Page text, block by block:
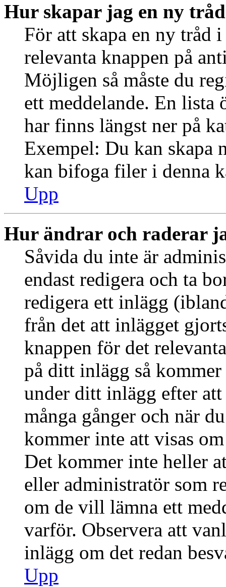
Hur skapar jag en ny
För att skapa en ny tråd
relevanta knappen på
Möjligen så måste du
ett meddelande. En
har finns längst ner på
Exempel: Du kan skapa
kan bifoga filer i denna
Upp
Hur ändrar och raderar
Såvida du inte är
endast redigera och ta
redigera ett inlägg
från det att inlägget
knappen för det
på ditt inlägg så
under ditt inlägg efter
många gånger och när
kommer inte att visas
Det kommer inte heller
eller administratör som
om de vill lämna ett
varför. Observera att
inlägg om det redan
Upp